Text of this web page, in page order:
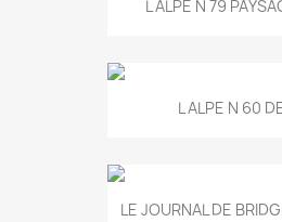
L ALPE N 79
L ALPE N 60
LE JOURNAL DE